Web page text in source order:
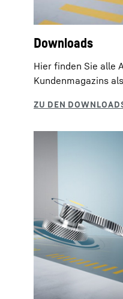
Downloads
Hier finden Sie alle
Kundenmagazins